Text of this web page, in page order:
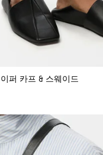
퍼 카프 & 스웨이드